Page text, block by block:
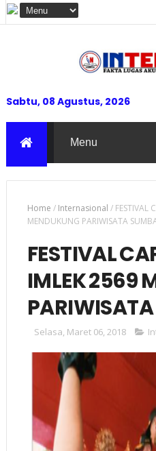
Sabtu, 08 Agustus, 2026
Home / Internasional / FESTIVAL
MENDUKUNG PARIWISATA
FESTIVAL
IMLEK 2569
Selasa, Maret 06, 2018